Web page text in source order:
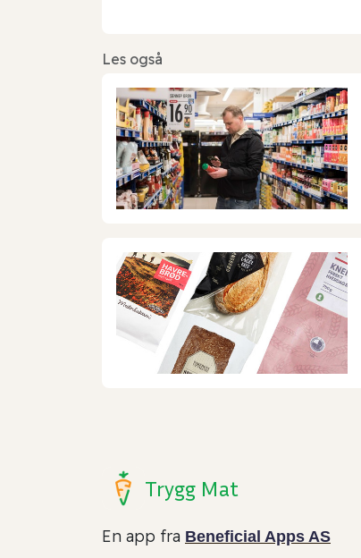
Les også
Trygg Mat
En app fra Beneficial Apps AS